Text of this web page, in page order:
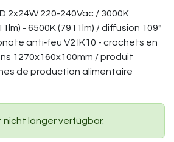
2x24W 220-240Vac / 3000K
- 6500K (7911lm) / diffusion 109°
anti‑feu V2 IK10 - crochets en
1270x160x100mm / produit
de production alimentaire
nicht länger verfügbar.